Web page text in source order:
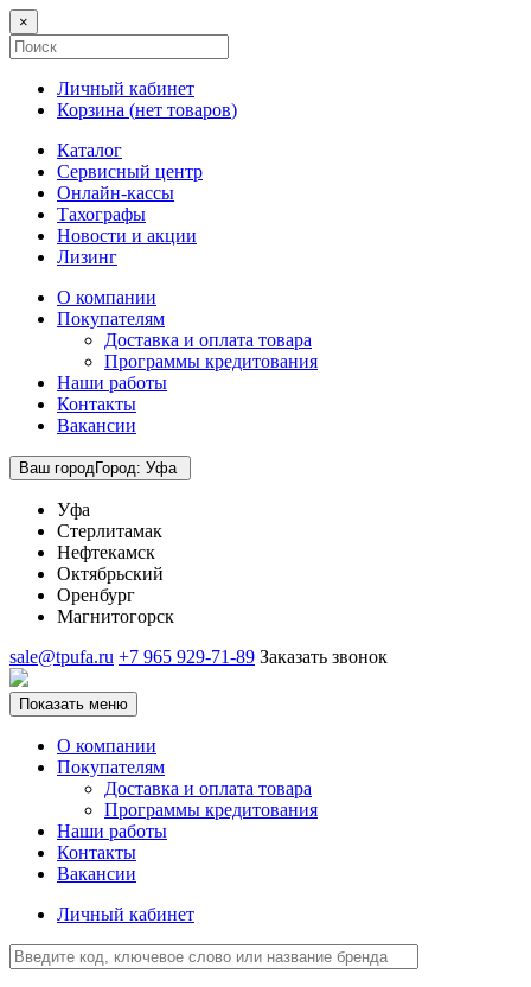
×
Личный кабинет
Корзина (нет товаров)
Каталог
Сервисный центр
Онлайн-кассы
Тахографы
Новости и акции
Лизинг
О компании
Покупателям
Доставка и оплата товара
Программы кредитования
Наши работы
Контакты
Вакансии
Ваш городГород: Уфа
Уфа
Стерлитамак
Нефтекамск
Октябрьский
Оренбург
Магнитогорск
sale@tpufa.ru +7 965 929-71-89 Заказать звонок
Показать меню
О компании
Покупателям
Доставка и оплата товара
Программы кредитования
Наши работы
Контакты
Вакансии
Личный кабинет